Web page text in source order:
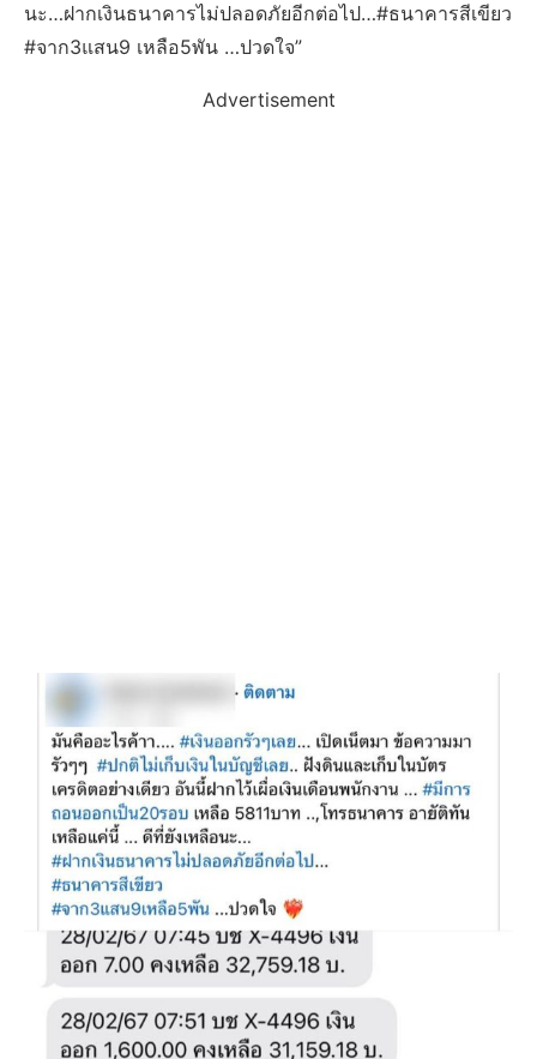
นะ…ฝากเงินธนาคารไม่ปลอดภัยอีกต่อไป…#ธนาคารสีเขียว
#จาก3แสน9 เหลือ5พัน …ปวดใจ”
Advertisement